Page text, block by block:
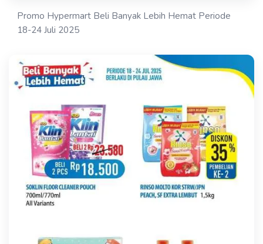
Promo Hypermart Beli Banyak Lebih Hemat Periode
18-24 Juli 2025